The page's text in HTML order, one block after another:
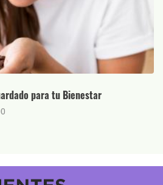
para tu Bienestar